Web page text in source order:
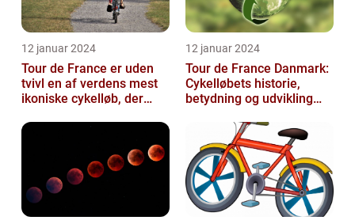
12 januar 2024
Tour de France er uden
tvivl en af verdens mest
ikoniske cykelløb, der
millioner...
12 januar 2024
Tour de France Danmark:
Cykelløbets historie,
betydning og udvikling